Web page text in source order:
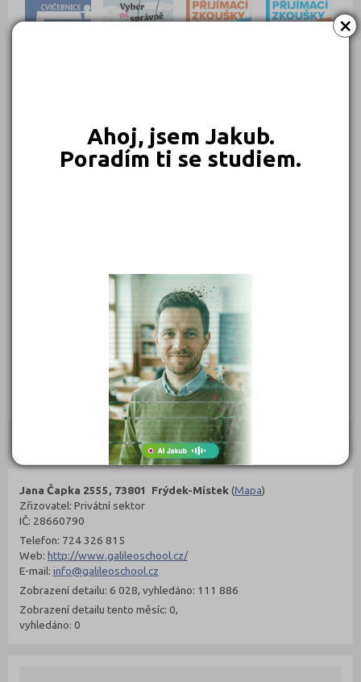
×
Ahoj, jsem Jakub.
Poradím ti se studiem.
299 Kč
Objednat
Jana Čapka 2555, 73801 Frýdek-Místek(Mapa)
Zřizovatel: Privátní sektor
IČ: 28660790
Telefon: 724 326 815
Web: http://www.galileoschool.cz/
E-mail: info@galileoschool.cz
Zobrazení detailu: 6 028, vyhledáno: 111 886
Zobrazení detailu tento měsíc: 0,
vyhledáno: 0